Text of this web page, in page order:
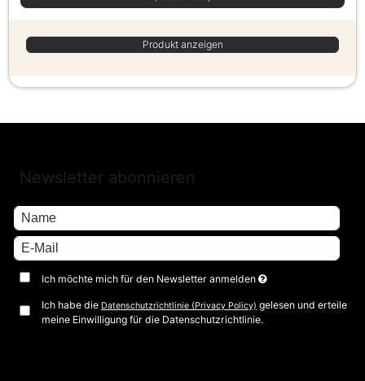
Produkt anzeigen
Newsletter abonnieren
Ich möchte mich für den Newsletter anmelden
Ich habe die Datenschutzrichtlinie (Privacy Policy) gelesen und erteile
meine Einwilligung für die Datenschutzrichtlinie.